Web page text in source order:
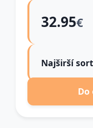
32.95€
Najširší
Do